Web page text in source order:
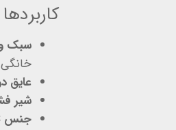
سبک
خانگی
عایق
شیر
جنس ABS مقاوم